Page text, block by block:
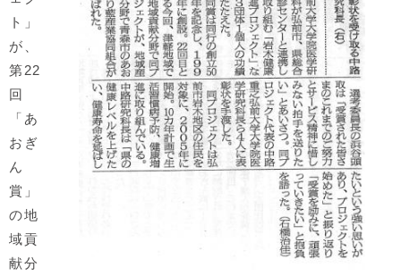
ト」
が、
第22
回
「あ
おぎ
ん
賞」
の地
域貢
献分